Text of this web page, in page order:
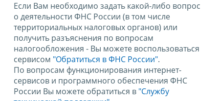
Если Вам необходимо задать какой-либо вопрос
о деятельности ФНС России (в том числе
территориальных налоговых органов) или
получить разъяснения по вопросам
налогообложения - Вы можете воспользоваться
сервисом "Обратиться в ФНС России".
По вопросам функционирования интернет-
сервисов и программного обеспечения ФНС
России Вы можете обратиться в "Службу